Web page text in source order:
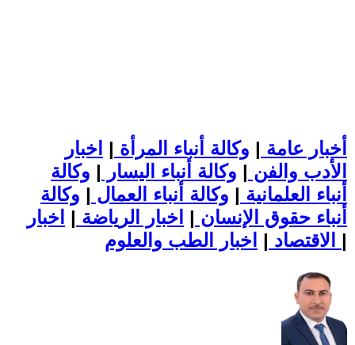
أخبار عامة | وكالة أنباء المرأة | اخبار
الأدب والفن | وكالة أنباء اليسار | وكالة
أنباء العلمانية | وكالة أنباء العمال | وكالة
أنباء حقوق الإنسان | اخبار الرياضة | اخبار
الاقتصاد | |